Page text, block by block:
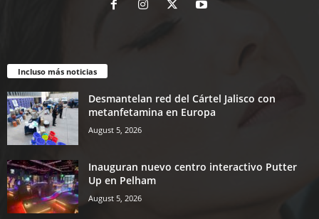
Incluso más noticias
Desmantelan red del Cártel Jalisco con
metanfetamina en Europa
August 5, 2026
Inauguran nuevo centro interactivo Putter
Up en Pelham
August 5, 2026